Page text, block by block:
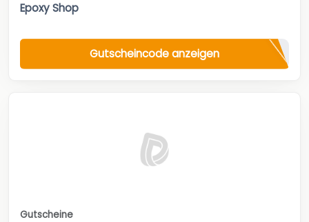
Epoxy Shop
Gutscheincode anzeigen
Gutscheine